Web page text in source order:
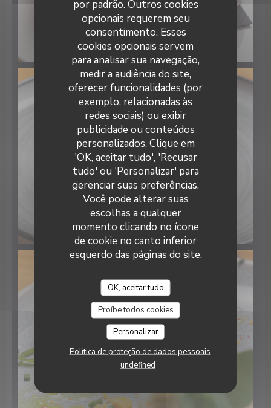
por padrão. Outros cookies
opcionais requerem seu
consentimento. Esses
cookies opcionais servem
para analisar sua navegação,
medir a audiência do site,
oferecer funcionalidades (por
exemplo, relacionadas às
redes sociais) ou exibir
publicidade ou conteúdos
personalizados. Clique em
'OK, aceitar tudo', 'Recusar
tudo' ou 'Personalizar' para
gerenciar suas preferências.
Você pode alterar suas
escolhas a qualquer
momento clicando no ícone
de cookie no canto inferior
esquerdo das páginas do site.
OK, aceitar tudo
Proíbe todos cookies
Personalizar
Política de proteção de dados pessoais
undefined
La Cave Chez Max